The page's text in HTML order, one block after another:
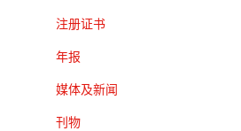
注册证书
年报
媒体及新闻
刊物